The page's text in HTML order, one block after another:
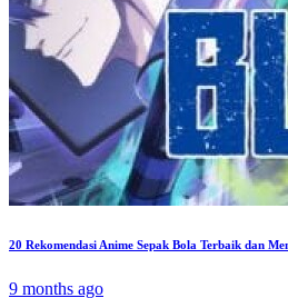
20 Rekomendasi Anime Sepak Bola Terbaik dan
9 months ago